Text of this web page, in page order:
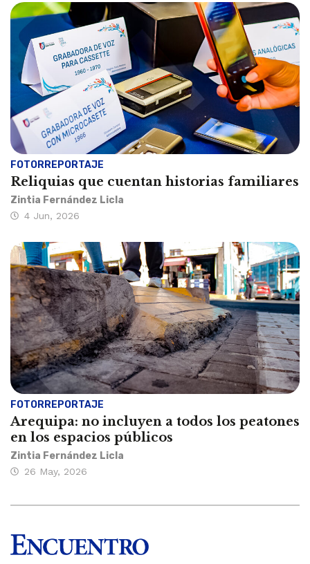
FOTORREPORTAJE
Reliquias que cuentan historias familiares
Zintia Fernández Licla
4 Jun, 2026
FOTORREPORTAJE
Arequipa: no incluyen a todos los peatones
en los espacios públicos
Zintia Fernández Licla
26 May, 2026